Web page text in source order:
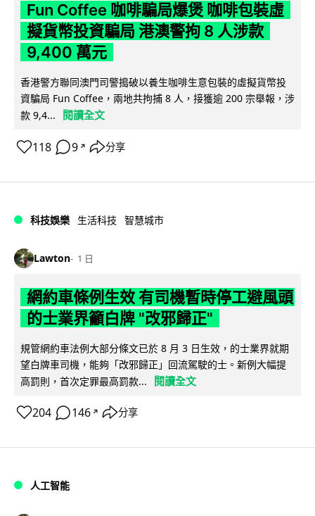
Fun Coffee 咖啡騙局爆煲 咖啡包裝虛
擬貨幣投資騙局 港澳警拘 8 人涉款
9,400 萬元
香港警方聯同澳門司警搗破以養生咖啡生意包裝的虛擬貨幣投
資騙局 Fun Coffee，兩地共拘捕 8 人，接獲逾 200 宗舉報，涉
款 9,4...
閱讀全文
118 9 ↗ 分享
科技娛樂 生活科技 智慧城市
Lawton 1 日
網約車條例生效 有司機暫時停工避風頭
的士業界籲白牌 "改邪歸正"
規管網約車法例大部分條文已於 8 月 3 日生效，的士業界就期
望白牌車司機，能夠「改邪歸正」回流駕駛的士。新例大幅提
高罰則，首次定罪最高罰款...
閱讀全文
204 146 ↗ 分享
人工智能